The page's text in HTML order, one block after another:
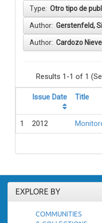
Type: Otro tipo de
Author: Gerstenfeld,
Author: Cardozo
Results 1-1 of 1
Issue Date Title
1 2012
EXPLORE BY
COMMUNITIES